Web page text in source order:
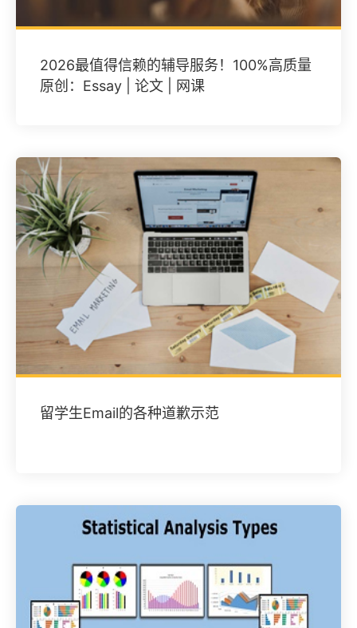
2026最值得信赖的辅导服务！100%高质量
原创：Essay | 论文 | 网课
留学生Email的各种道歉示范